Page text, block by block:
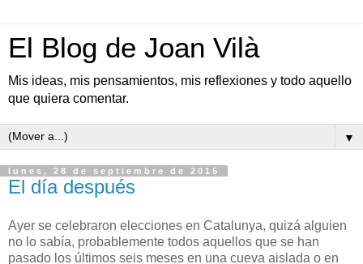
El Blog de Joan Vilà
Mis ideas, mis pensamientos, mis reflexiones y todo aquello
que quiera comentar.
▼
lunes, 28 de septiembre de 2015
El día después
Ayer se celebraron elecciones en Catalunya, quizá alguien
no lo sabía, probablemente todos aquellos que se han
pasado los últimos seis meses en una cueva aislada o en